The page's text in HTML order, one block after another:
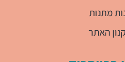
מתנות
האתר